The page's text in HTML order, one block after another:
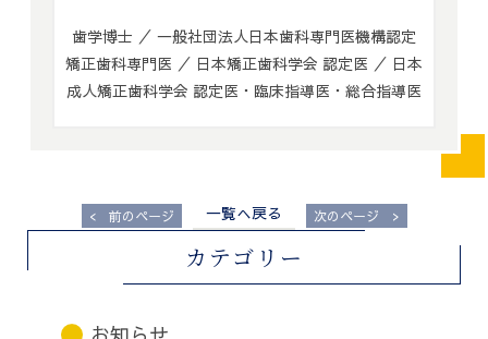
カテゴリー
歯学博士 ／ 一般社団法人日本歯科専門医機構認定
矯正歯科専門医 ／ 日本矯正歯科学会 認定医 ／ 日本
成人矯正歯科学会 認定医・臨床指導医・総合指導医
<前のページ 一覧へ戻る 次のページ >